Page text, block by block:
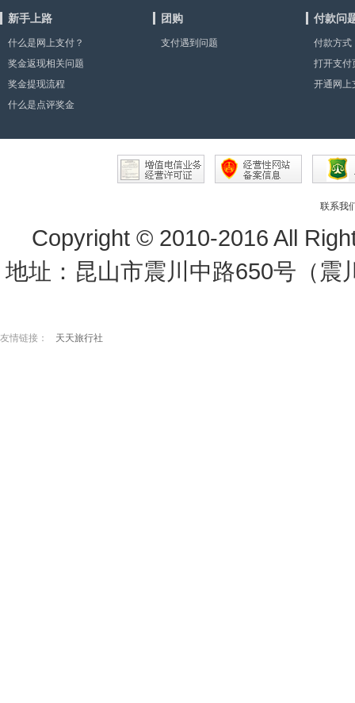
新手上路
什么是网上支付？
奖金返现相关问题
奖金提现流程
什么是点评奖金
团购
支付遇到问题
付款问
付款方式
打开支付
显示”或
开通网上
联系我
Copyright © 2010-2016 All
地址：昆山市震川中路650号（震
友情链接： 天天旅行社